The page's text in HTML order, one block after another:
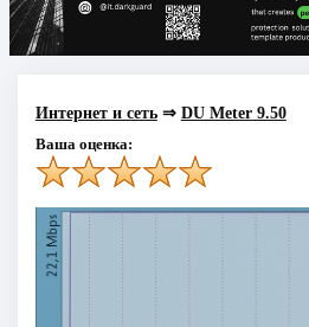
Интернет и сеть⇒ DU Meter 9.50
Ваша оценка: